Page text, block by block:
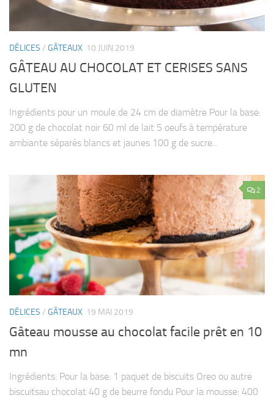
DÉLICES / GÂTEAUX 10 JUIN 2019
GÂTEAU AU CHOCOLAT ET CERISES SANS
GLUTEN
Ingrédients pour un moule de 24 cm de diamètre Pour la base:
200 g de chocolat noir 60 ml de lait 5 oeufs à température
ambiante séparés blancs et jaunes 100 g de sucre...
2
DÉLICES / GÂTEAUX 19 MAI 2019
Gâteau mousse au chocolat facile prêt en 10
mn
Ingrédients: Pour la base: 1 paquet de biscuits Oreo ou autre
biscuitsau chocolat 40 g de beurre fondu Pour la mousse: 400